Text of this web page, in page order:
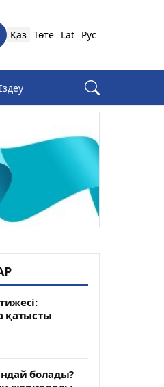
Қаз Төте Lat Рус
қатысты
болады?